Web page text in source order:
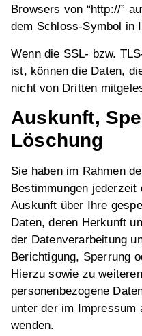
Browsers von “http://”
dem Schloss-Symbol in
Wenn die SSL- bzw.
ist, können die Daten,
nicht von Dritten
Auskunft,
Löschung
Sie haben im Rahmen
Bestimmungen
Auskunft über Ihre
Daten, deren Herkunft
der Datenverarbeitung
Berichtigung, Sperrung
Hierzu sowie zu
personenbezogene
unter der im Impressum
wenden.